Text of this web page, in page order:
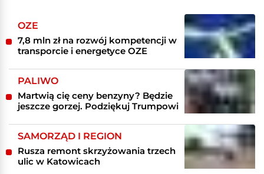
OZE
7,8 mln zł na rozwój kompetencji w
transporcie i energetyce OZE
PALIWO
Martwią cię ceny benzyny? Będzie
jeszcze gorzej. Podziękuj Trumpowi
SAMORZĄD I REGION
Rusza remont skrzyżowania trzech
ulic w Katowicach